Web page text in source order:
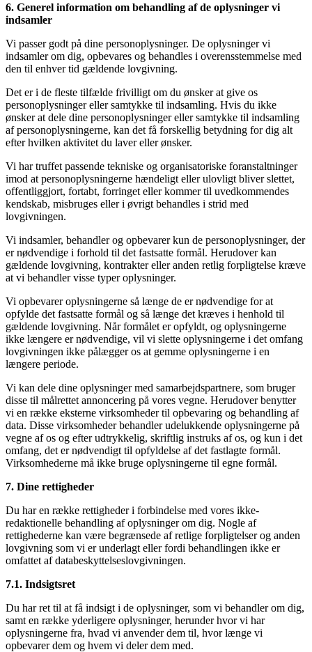
6. Generel information om behandling af de oplysninger vi
indsamler
Vi passer godt på dine personoplysninger. De oplysninger vi
indsamler om dig, opbevares og behandles i overensstemmelse med
den til enhver tid gældende lovgivning.
Det er i de fleste tilfælde frivilligt om du ønsker at give os
personoplysninger eller samtykke til indsamling. Hvis du ikke
ønsker at dele dine personoplysninger eller samtykke til indsamling
af personoplysningerne, kan det få forskellig betydning for dig alt
efter hvilken aktivitet du laver eller ønsker.
Vi har truffet passende tekniske og organisatoriske foranstaltninger
imod at personoplysningerne hændeligt eller ulovligt bliver slettet,
offentliggjort, fortabt, forringet eller kommer til uvedkommendes
kendskab, misbruges eller i øvrigt behandles i strid med
lovgivningen.
Vi indsamler, behandler og opbevarer kun de personoplysninger, der
er nødvendige i forhold til det fastsatte formål. Herudover kan
gældende lovgivning, kontrakter eller anden retlig forpligtelse kræve
at vi behandler visse typer oplysninger.
Vi opbevarer oplysningerne så længe de er nødvendige for at
opfylde det fastsatte formål og så længe det kræves i henhold til
gældende lovgivning. Når formålet er opfyldt, og oplysningerne
ikke længere er nødvendige, vil vi slette oplysningerne i det omfang
lovgivningen ikke pålægger os at gemme oplysningerne i en
længere periode.
Vi kan dele dine oplysninger med samarbejdspartnere, som bruger
disse til målrettet annoncering på vores vegne. Herudover benytter
vi en række eksterne virksomheder til opbevaring og behandling af
data. Disse virksomheder behandler udelukkende oplysningerne på
vegne af os og efter udtrykkelig, skriftlig instruks af os, og kun i det
omfang, det er nødvendigt til opfyldelse af det fastlagte formål.
Virksomhederne må ikke bruge oplysningerne til egne formål.
7. Dine rettigheder
Du har en række rettigheder i forbindelse med vores ikke-
redaktionelle behandling af oplysninger om dig. Nogle af
rettighederne kan være begrænsede af retlige forpligtelser og anden
lovgivning som vi er underlagt eller fordi behandlingen ikke er
omfattet af databeskyttelseslovgivningen.
7.1. Indsigtsret
Du har ret til at få indsigt i de oplysninger, som vi behandler om dig,
samt en række yderligere oplysninger, herunder hvor vi har
oplysningerne fra, hvad vi anvender dem til, hvor længe vi
opbevarer dem og hvem vi deler dem med.